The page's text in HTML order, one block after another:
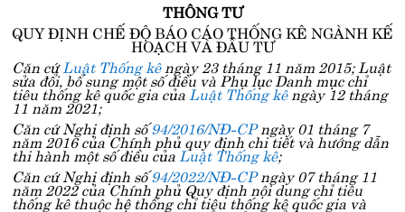
THÔNG TƯ
QUY ĐỊNH CHẾ ĐỘ BÁO CÁO THỐNG KÊ NGÀNH KẾ
HOẠCH VÀ ĐẦU TƯ
Căn cứ Luật Thống kêngày 23 tháng 11 năm 2015; Luật
sửa đổi, bổ sung một số điều và Phụ lục Danh mục chỉ
tiêu thống kê quốc gia củaLuật Thống kêngày 12 tháng
11 năm 2021;
Căn cứ Nghị định số94/2016/NĐ-CPngày 01 tháng 7
năm 2016 của Chính phủ quy định chi tiết và hướng dẫn
thi hành một số điều củaLuật Thống kê;
Căn cứ Nghị định số94/2022/NĐ-CPngày 07 tháng 11
năm 2022 của Chính phủ Quy định nội dung chỉ tiêu
thống kê thuộc hệ thống chỉ tiêu thống kê quốc gia và